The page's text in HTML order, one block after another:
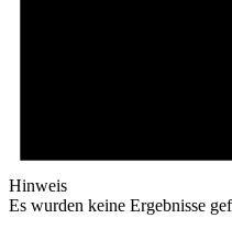
Hinweis
Es wurden keine Ergebnisse